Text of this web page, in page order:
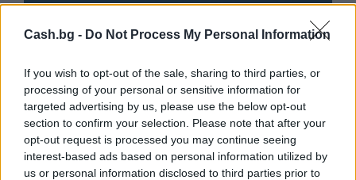
Cash.bg - Do Not Process My Personal Information
If you wish to opt-out of the sale, sharing to third parties, or
processing of your personal or sensitive information for
targeted advertising by us, please use the below opt-out
section to confirm your selection. Please note that after your
opt-out request is processed you may continue seeing
interest-based ads based on personal information utilized by
us or personal information disclosed to third parties prior to